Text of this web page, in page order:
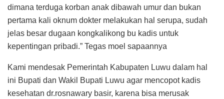
dimana terduga korban anak dibawah umur dan bukan
pertama kali oknum dokter melakukan hal serupa, sudah
jelas besar dugaan kongkalikong bu kadis untuk
kepentingan pribadi.” Tegas moel sapaannya
Kami mendesak Pemerintah Kabupaten Luwu dalam hal
ini Bupati dan Wakil Bupati Luwu agar mencopot kadis
kesehatan dr.rosnawary basir, karena bisa merusak